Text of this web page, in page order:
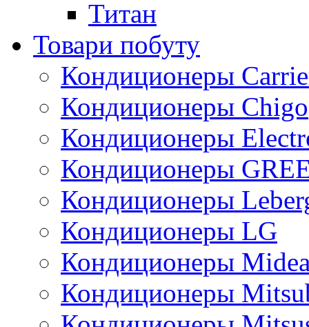
Титан
Товари побуту
Кондиционеры
Кондиционеры Chigo
Кондиционеры
Кондиционеры
Кондиционеры
Кондиционеры LG
Кондиционеры
Кондиционеры